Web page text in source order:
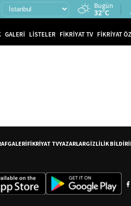
Bugün
32°C
GALERİ LİSTELER FİKRİYAT TV FİKRİYAT
GALERİFİKRİYAT TVYAZARLARGİZLİLİK